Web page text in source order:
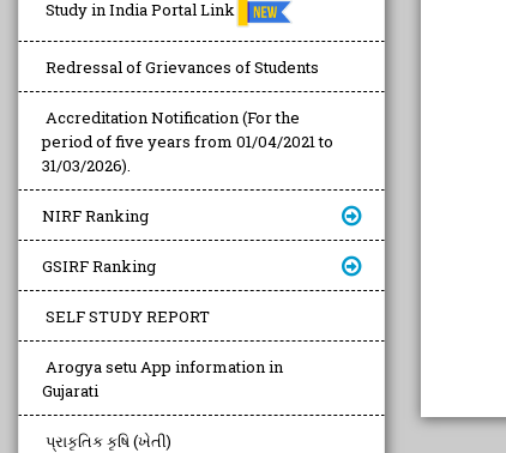
Study in India Portal Link
Redressal of Grievances of Students
Accreditation Notification (For the
period of five years from 01/04/2021 to
31/03/2026).
NIRF Ranking
GSIRF Ranking
SELF STUDY REPORT
Arogya setu App information in
Gujarati
પ્રાકૃતિક કૃષિ (ખેતી)